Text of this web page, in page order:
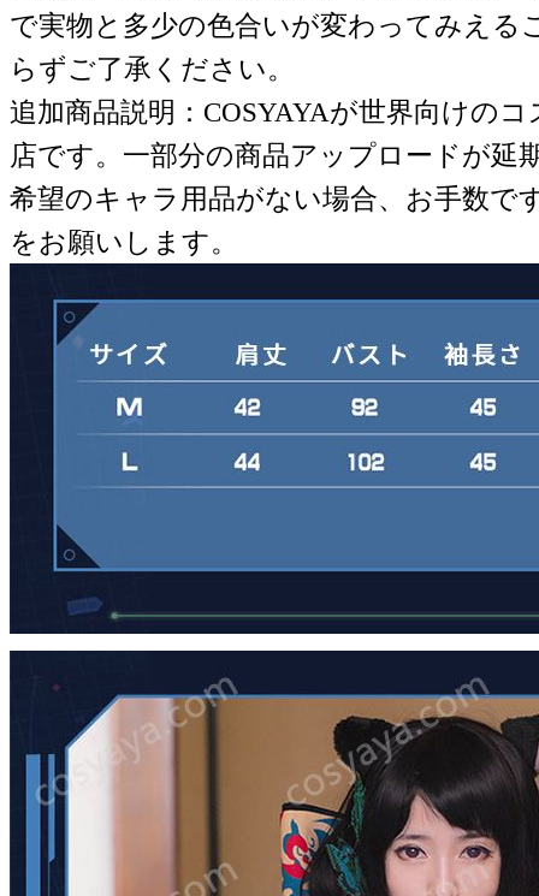
で実物と多少の色合いが変わってみえる
らずご了承ください。
追加商品説明：COSYAYAが世界向けの
店です。一部分の商品アップロードが延
希望のキャラ用品がない場合、お手数で
をお願いします。